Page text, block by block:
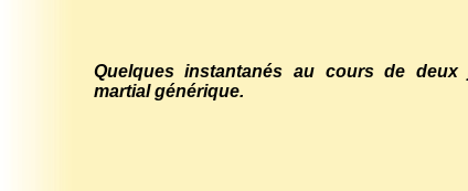
Quelques instantanés au cours de
martial générique.